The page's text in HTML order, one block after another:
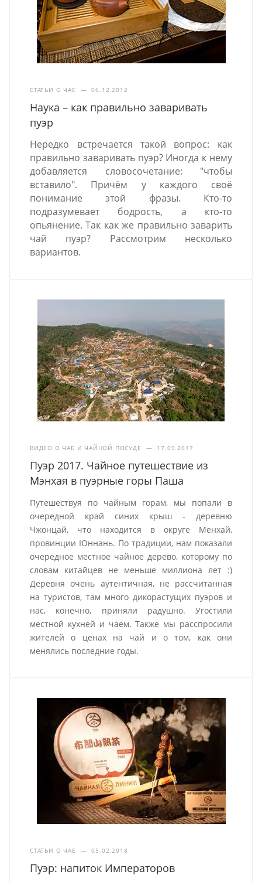
СТАТЬИ О ЧАЕ — 06.12.2012
Наука – как правильно заваривать
пуэр
Нередко встречается такой вопрос: как
правильно заваривать пуэр? Иногда к нему
добавляется словосочетание: "чтобы
вставило". Причём у каждого своё
понимание этой фразы. Кто-то
подразумевает бодрость, а кто-то
опьянение. Так как же правильно заварить
чай пуэр? Рассмотрим несколько
вариантов.
ВИДЕО О ЧАЕ И ЧАЙНОЙ ПОСУДЕ — 17.09.2017
Пуэр 2017. Чайное путешествие из
Мэнхая в пуэрные горы Паша
Путешествуя по чайным горам, мы попали в
очередной край синих крыш - деревню
Чжонцай, что находится в округе Менхай,
провинции Юннань. По традиции, нам показали
очередное местное чайное дерево, которому по
словам китайцев не меньше миллиона лет :)
Деревня очень аутентичная, не рассчитанная
на туристов, там много дикорастущих пуэров и
нас, конечно, приняли радушно. Угостили
местной кухней и чаем. Также мы расспросили
жителей о ценах на чай и о том, как они
менялись последние годы.
СТАТЬИ О ЧАЕ — 05.02.2018
Пуэр: напиток Императоров